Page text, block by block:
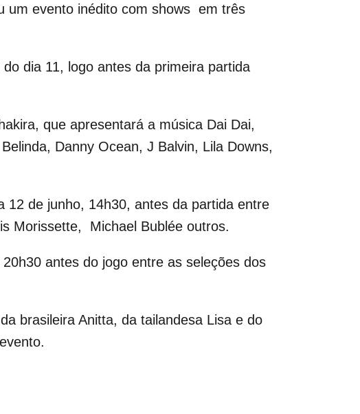
um evento inédito com shows em três
dia 11, logo antes da primeira partida
que apresentará a música Dai Dai,
Danny Ocean, J Balvin, Lila Downs,
de junho, 14h30, antes da partida entre
Morissette, Michael Bublée outros.
antes do jogo entre as seleções dos
brasileira Anitta, da tailandesa Lisa e do